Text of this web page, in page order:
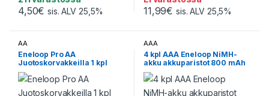
4,50€ sis. ALV 25,5% 11,99€ sis. ALV 25,5%
AA
Eneloop Pro AA
Juotoskorvakkeilla 1 kpl
AAA
4 kpl AAA Eneloop NiMH-
akku akkuparistot 800 mAh
1,2V